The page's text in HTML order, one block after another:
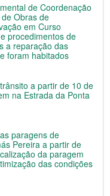
de Coordenação
Obras de
em Curso
procedimentos de
a reparação das
foram habitados
a partir de 10 de
na Estrada da Ponta
paragens de
Pereira a partir de
da paragem
das condições